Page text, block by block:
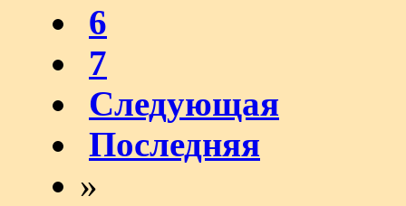
6
7
Следующая
Последняя
»